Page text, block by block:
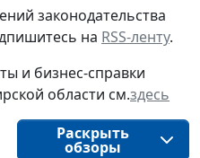
законодательства
на RSS-ленту.
и бизнес-справки
области см.здесь
Раскрыть
обзоры